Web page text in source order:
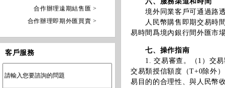
合作辦理遠期結售匯 >
合作辦理即期外匯買賣 >
客戶服務
境外同業客戶可通過路透
人民幣購售即期交易時間
易時間爲境內銀行間外匯市
七、操作指南
1. 交易審查。（1）交易
交易類授信額度（T+0除外
易目的的合理性、與人民幣